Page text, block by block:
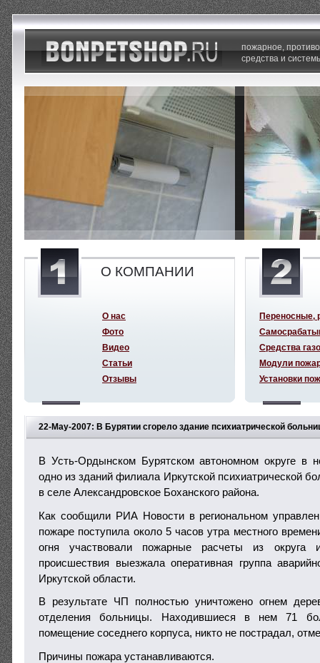
22-May-2007: В Бурятии сгорело здание психиатрической
В Усть-Ордынском Бурятском автономном округе в
одно из зданий филиала Иркутской психиатрической
в селе Александровское Боханского района.
Как сообщили РИА Новости в региональном
пожаре поступила около 5 часов утра местного
огня участвовали пожарные расчеты из округа
происшествия выезжала оперативная группа
Иркутской области.
В результате ЧП полностью уничтожено огнем
отделения больницы. Находившиеся в нем 71
помещение соседнего корпуса, никто не пострадал,
Причины пожара устанавливаются.
пожарное,
средства и
О КОМПАНИИ
О нас
Фото
Видео
Статьи
Отзывы
Переносные,
Средства
Модули
Установки